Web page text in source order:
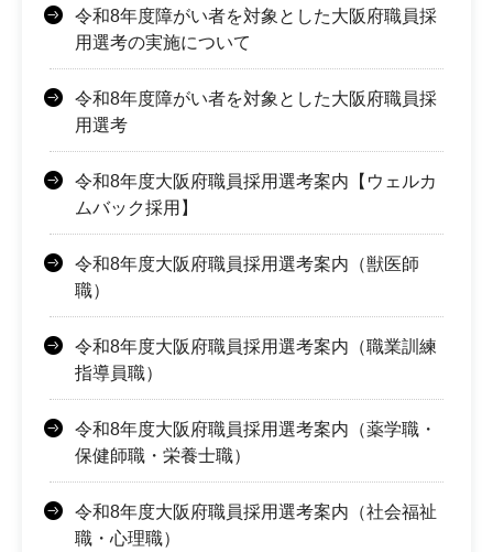
令和8年度障がい者を対象とした大阪府職員採
用選考の実施について
令和8年度障がい者を対象とした大阪府職員採
用選考
令和8年度大阪府職員採用選考案内【ウェルカ
ムバック採用】
令和8年度大阪府職員採用選考案内（獣医師
職）
令和8年度大阪府職員採用選考案内（職業訓練
指導員職）
令和8年度大阪府職員採用選考案内（薬学職・
保健師職・栄養士職）
令和8年度大阪府職員採用選考案内（社会福祉
職・心理職）